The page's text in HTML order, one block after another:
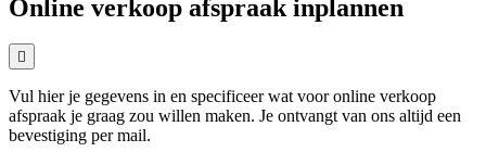
Online verkoop afspraak inplannen
Vul hier je gegevens in en specificeer wat voor online verkoop
afspraak je graag zou willen maken. Je ontvangt van ons altijd een
bevestiging per mail.